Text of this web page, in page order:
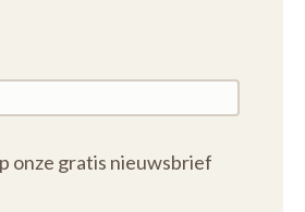
onze gratis nieuwsbrief